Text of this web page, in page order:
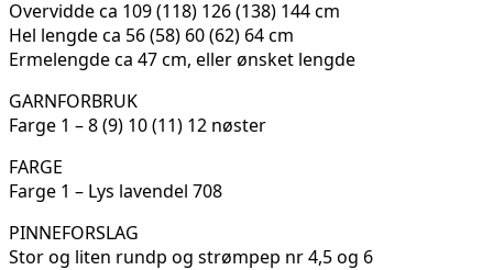
Overvidde ca 109 (118) 126 (138) 144 cm
Hel lengde ca 56 (58) 60 (62) 64 cm
Ermelengde ca 47 cm, eller ønsket lengde
GARNFORBRUK
Farge 1 – 8 (9) 10 (11) 12 nøster
FARGE
Farge 1 – Lys lavendel 708
PINNEFORSLAG
Stor og liten rundp og strømpep nr 4,5 og 6